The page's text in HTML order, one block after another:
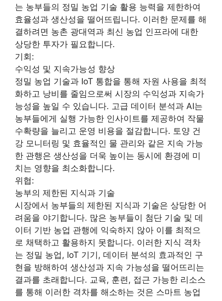
는 농부들의 정밀 농업 기술 활용 능력을 제한하여
효율성과 생산성을 떨어뜨립니다. 이러한 문제를 해
결하려면 농촌 광대역과 최신 농업 인프라에 대한
상당한 투자가 필요합니다.
기회:
수익성 및 지속가능성 향상
정밀 농업 기술과 IoT 통합을 통해 자원 사용을 최적
화하고 낭비를 줄임으로써 시장의 수익성과 지속가
능성을 높일 수 있습니다. 고급 데이터 분석과 AI는
농부들에게 실행 가능한 인사이트를 제공하여 작물
수확량을 늘리고 운영 비용을 절감합니다. 토양 건
강 모니터링 및 효율적인 물 관리와 같은 지속 가능
한 관행은 생산성을 더욱 높이는 동시에 환경에 미
치는 영향을 최소화합니다.
위협:
농부의 제한된 지식과 기술
시장에서 농부들의 제한된 지식과 기술은 상당한 어
려움을 야기합니다. 많은 농부들이 첨단 기술 및 데
이터 기반 농업 관행에 익숙하지 않아 이를 최적으
로 채택하고 활용하지 못합니다. 이러한 지식 격차
는 정밀 농업, IoT 기기, 데이터 분석의 효과적인 구
현을 방해하여 생산성과 지속 가능성을 떨어뜨리는
결과를 초래합니다. 교육, 훈련, 접근 가능한 리소스
를 통해 이러한 격차를 해소하는 것은 스마트 농업